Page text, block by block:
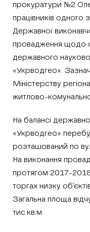
прокуратури №2
працівників одного
Державної
провадження щодо
державного
«Укрводгео».
Міністерству
житлово-
На балансі
«Укрводгео»
розташований по
На виконання
протягом 2017-2018
торгах низку
Загальна площа
тис.кв.м.